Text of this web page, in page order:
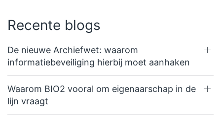
Recente blogs
De nieuwe Archiefwet: waarom
informatiebeveiliging hierbij moet aanhaken
Waarom BIO2 vooral om eigenaarschap in de
lijn vraagt